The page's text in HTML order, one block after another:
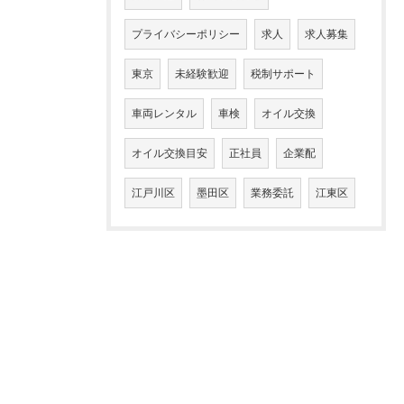
プライバシーポリシー 求人 求人募集
東京 未経験歓迎 税制サポート
車両レンタル 車検 オイル交換
オイル交換目安 正社員 企業配
江戸川区 墨田区 業務委託 江東区